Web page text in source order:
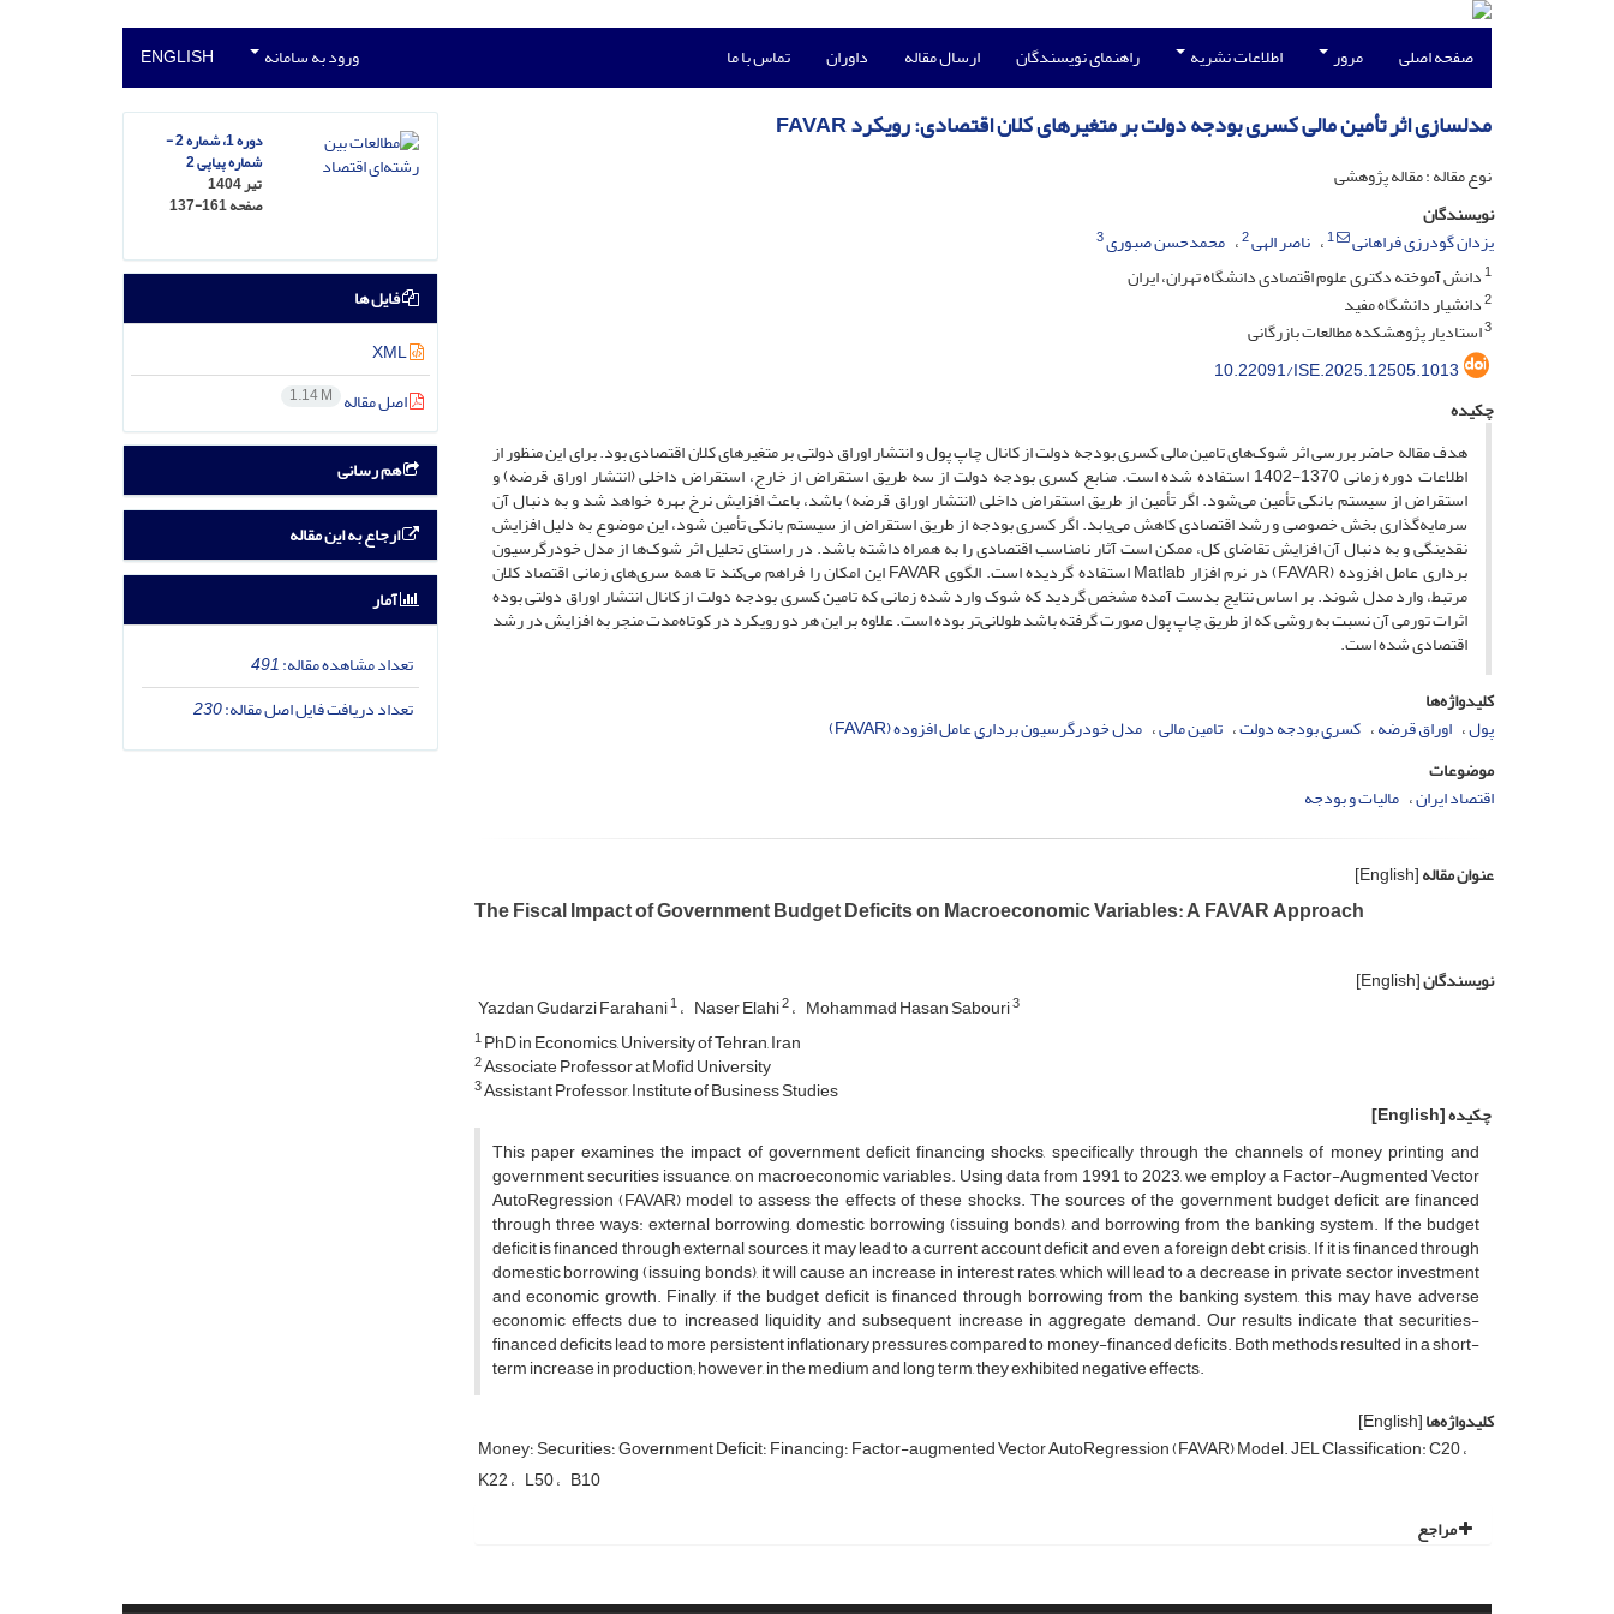
صفحه اصلی مرور اطلاعات نشریه راهنمای نویسندگان ارسال مقاله داوران تماس با ما ورود به سامانه ENGLISH
مدلسازی اثر تأمین مالی کسری بودجه دولت بر متغیرهای کلان اقتصادی: رویکرد FAVAR
نوع مقاله : مقاله پژوهشی
نویسندگان
یزدان گودرزی فراهانی
1 ناصر الهی2 محمدحسن صبوری3
1دانش آموخته دکتری علوم اقتصادی دانشگاه تهران، ایران
2دانشیار دانشگاه مفید
3استادیار پژوهشکده مطالعات بازرگانی
10.22091/ISE.2025.12505.1013
چکیده
هدف مقاله حاضر بررسی اثر شوک‌های تامین مالی کسری بودجه دولت از کانال چاپ پول و انتشار اوراق دولتی بر متغیرهای کلان اقتصادی بود. برای این منظور از
اطلاعات دوره زمانی 1370-1402 استفاده شده است. منابع کسری بودجه دولت از سه طریق استقراض از خارج، استقراض داخلی (انتشار اوراق قرضه) و
استقراض از سیستم بانکی تأمین می‌شود. اگر تأمین از طریق استقراض داخلی (انتشار اوراق قرضه) باشد، باعث افزایش نرخ بهره خواهد شد و به دنبال آن
سرمایه‌گذاری بخش خصوصی و رشد اقتصادی کاهش می‌یابد. اگر کسری بودجه از طریق استقراض از سیستم بانکی تأمین شود، این موضوع به دلیل افزایش
نقدینگی و به دنبال آن افزایش تقاضای کل، ممکن است آثار نامناسب اقتصادی را به همراه داشته باشد. در راستای تحلیل اثر شوک‌ها از مدل خودرگرسیون
برداری عامل افزوده (FAVAR) در نرم افزار Matlab استفاده گردیده است. الگوی FAVAR این امکان را فراهم می‌کند تا همه سری‌های زمانی اقتصاد کلان
مرتبط، وارد مدل شوند. بر اساس نتایج بدست آمده مشخص گردید که شوک وارد شده زمانی که تامین کسری بودجه دولت از کانال انتشار اوراق دولتی بوده
اثرات تورمی آن نسبت به روشی که از طریق چاپ پول صورت گرفته باشد طولانی‌تر بوده است. علاوه بر این هر دو رویکرد در کوتاه‌مدت منجر به افزایش در رشد
اقتصادی شده است.
کلیدواژه‌ها
پول اوراق قرضه کسری بودجه دولت تامین مالی مدل خودرگرسیون برداری عامل افزوده (FAVAR)
موضوعات
اقتصاد ایران مالیات و بودجه
عنوان مقاله[English]
The Fiscal Impact of Government Budget Deficits on Macroeconomic Variables: A FAVAR Approach
نویسندگان[English]
Yazdan Gudarzi Farahani1 Naser Elahi2 Mohammad Hasan Sabouri3
1PhD in Economics, University of Tehran, Iran
2Associate Professor at Mofid University
3Assistant Professor, Institute of Business Studies
چکیده[English]
This paper examines the impact of government deficit financing shocks, specifically through the channels of money printing and
government securities issuance, on macroeconomic variables. Using data from 1991 to 2023, we employ a Factor-Augmented Vector
AutoRegression (FAVAR) model to assess the effects of these shocks. The sources of the government budget deficit are financed
through three ways: external borrowing, domestic borrowing (issuing bonds), and borrowing from the banking system. If the budget
deficit is financed through external sources, it may lead to a current account deficit and even a foreign debt crisis. If it is financed through
domestic borrowing (issuing bonds), it will cause an increase in interest rates, which will lead to a decrease in private sector investment
and economic growth. Finally, if the budget deficit is financed through borrowing from the banking system, this may have adverse
economic effects due to increased liquidity and subsequent increase in aggregate demand. Our results indicate that securities-
financed deficits lead to more persistent inflationary pressures compared to money-financed deficits. Both methods resulted in a short-
term increase in production; however, in the medium and long term, they exhibited negative effects.
کلیدواژه‌ها[English]
Money؛ Securities؛ Government Deficit؛ Financing؛ Factor-augmented Vector AutoRegression (FAVAR) Model. JEL Classification: C20
K22 L50 B10
مراجع
دوره 1، شماره 2 -
شماره پیاپی 2
تیر 1404
صفحه137-161
فایل ها
XML
اصل مقاله 1.14 M
هم رسانی
ارجاع به این مقاله
آمار
تعداد مشاهده مقاله:491
تعداد دریافت فایل اصل مقاله:230